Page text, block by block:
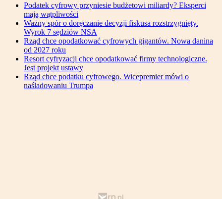
Podatek cyfrowy przyniesie budżetowi miliardy? Eksperci
mają wątpliwości
Ważny spór o doręczanie decyzji fiskusa rozstrzygnięty.
Wyrok 7 sędziów NSA
Rząd chce opodatkować cyfrowych gigantów. Nowa danina
od 2027 roku
Resort cyfryzacji chce opodatkować firmy technologiczne.
Jest projekt ustawy
Rząd chce podatku cyfrowego. Wicepremier mówi o
naśladowaniu Trumpa